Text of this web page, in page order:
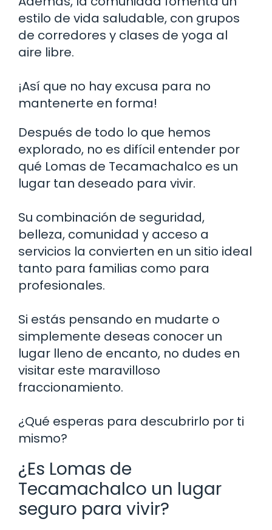
estilo de vida saludable, con grupos
de corredores y clases de yoga al
aire libre.
¡Así que no hay excusa para no
mantenerte en forma!
Después de todo lo que hemos
explorado, no es difícil entender por
qué Lomas de Tecamachalco es un
lugar tan deseado para vivir.
Su combinación de seguridad,
belleza, comunidad y acceso a
servicios la convierten en un sitio ideal
tanto para familias como para
profesionales.
Si estás pensando en mudarte o
simplemente deseas conocer un
lugar lleno de encanto, no dudes en
visitar este maravilloso
fraccionamiento.
¿Qué esperas para descubrirlo por ti
mismo?
¿Es Lomas de
Tecamachalco un lugar
seguro para vivir?